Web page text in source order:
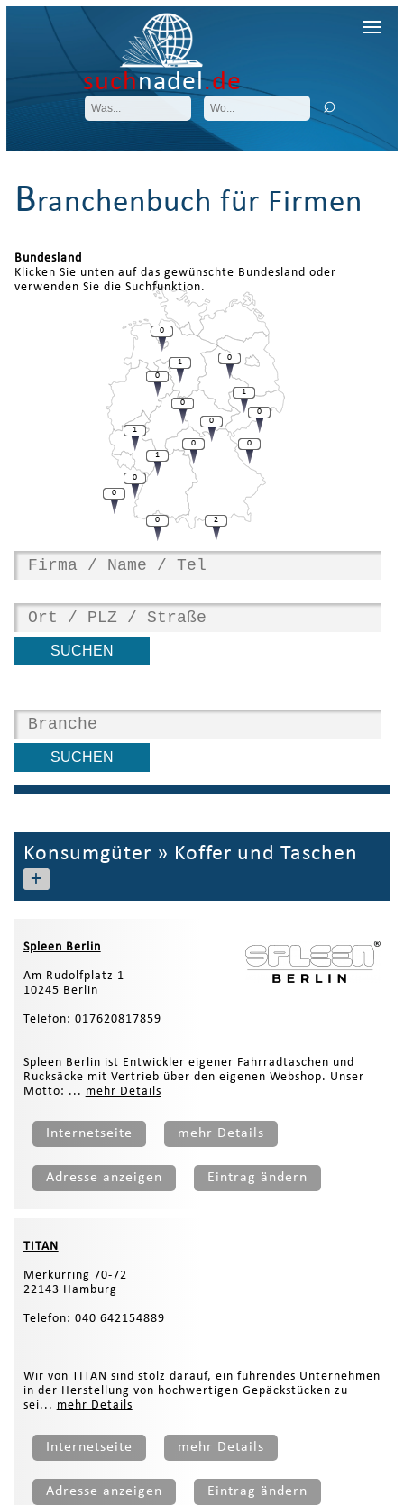
suchnadel.de
Branchenbuch für Firmen
Bundesland
Klicken Sie unten auf das gewünschte Bundesland oder
verwenden Sie die Suchfunktion.
0
0
1
1
0
0
1
0
0
0
0
1
0
0
0
2
Konsumgüter » Koffer und Taschen
+
Spleen Berlin
Am Rudolfplatz 1
10245 Berlin
Telefon: 017620817859
Spleen Berlin ist Entwickler eigener Fahrradtaschen und
Rucksäcke mit Vertrieb über den eigenen Webshop. Unser
Motto: ... mehr Details
Internetseite mehr Details
Adresse anzeigen Eintrag ändern
TITAN
Merkurring 70-72
22143 Hamburg
Telefon: 040 642154889
Wir von TITAN sind stolz darauf, ein führendes Unternehmen
in der Herstellung von hochwertigen Gepäckstücken zu
sei... mehr Details
Internetseite mehr Details
Adresse anzeigen Eintrag ändern